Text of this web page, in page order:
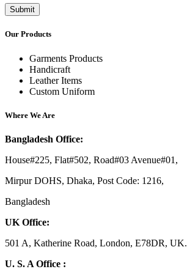
Our Products
Garments Products
Handicraft
Leather Items
Custom Uniform
Where We Are
Bangladesh Office:
House#225, Flat#502, Road#03 Avenue#01,
Mirpur DOHS, Dhaka, Post Code: 1216,
Bangladesh
UK Office:
501 A, Katherine Road, London, E78DR, UK.
U. S. A Office :